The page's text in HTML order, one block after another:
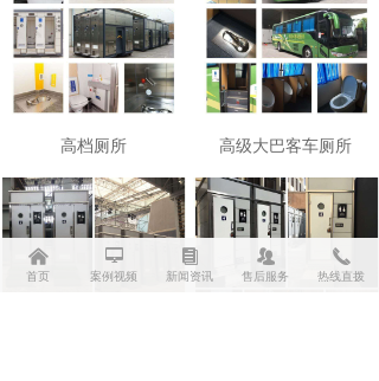
高档厕所 高级大巴客车厕所
낀
首页
넡
案例视频
뀴
新闻资讯
뀡
售后服务
끅
热线直拨